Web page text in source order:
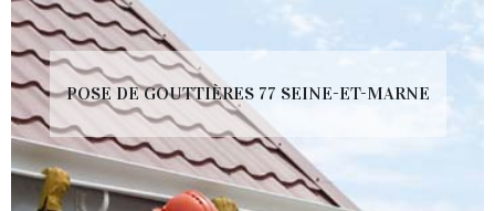
POSE DE GOUTTIÈRES 77 SEINE-ET-MARNE